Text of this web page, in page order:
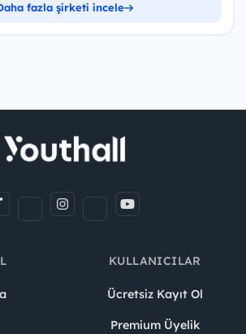
fazla şirketi incele
KULLANICILAR
Ücretsiz Kayıt Ol
Premium Üyelik